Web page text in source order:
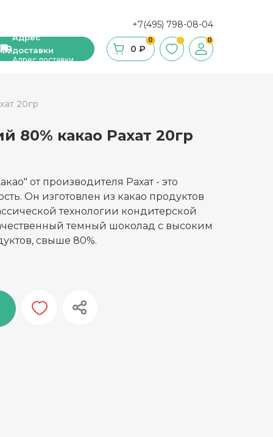
+7(495) 798-08-04
Адрес
доставки
Адрес доставки
0
0 ₽
0
20гр
80% какао Рахат 20гр
от производителя Рахат - это
Он изготовлен из какао продуктов
технологии кондитерской
темный шоколад с высоким
свыше 80%.
сухие завтраки, мюсли
и ингредиенты для выпечки
масло
и уксус